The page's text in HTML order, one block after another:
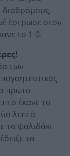
διαδρόμους.
έστρωσε στον
το 1-0.
των
πρώτο
έκανε το
λεπτά
το ψαλιδάκι
τα